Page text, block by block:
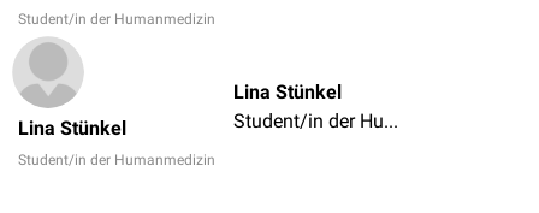
Student/in der Humanmedizin
Lina Stünkel
Student/in der Humanmedizin
Lina Stünkel
Student/in der Humanmedizin